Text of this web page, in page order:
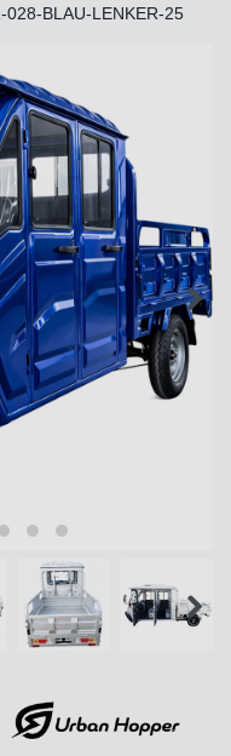
028-BLAU-LENKER-25